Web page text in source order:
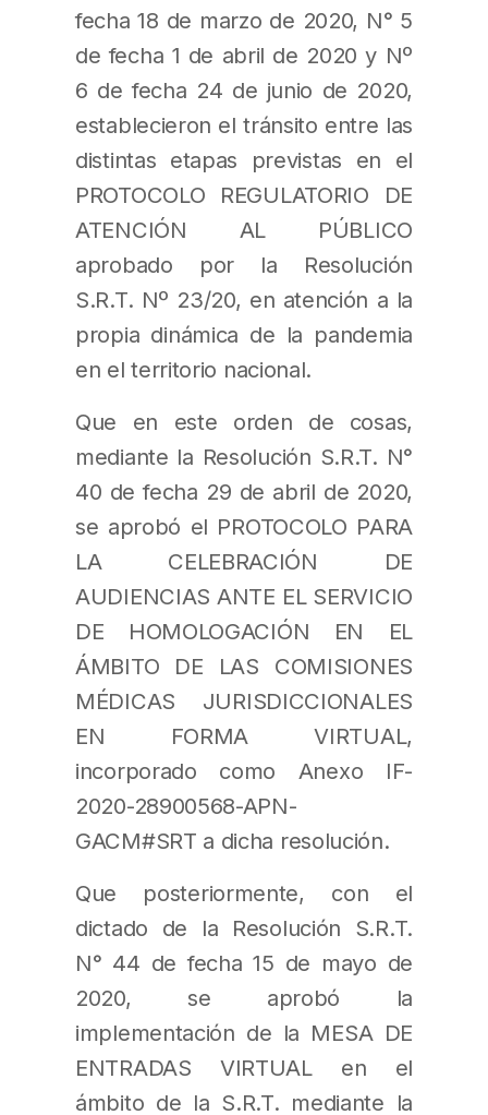
fecha 18 de marzo de 2020, N° 5
de fecha 1 de abril de 2020 y Nº
6 de fecha 24 de junio de 2020,
establecieron el tránsito entre las
distintas etapas previstas en el
PROTOCOLO REGULATORIO DE
ATENCIÓN AL PÚBLICO
aprobado por la Resolución
S.R.T. Nº 23/20, en atención a la
propia dinámica de la pandemia
en el territorio nacional.
Que en este orden de cosas,
mediante la Resolución S.R.T. N°
40 de fecha 29 de abril de 2020,
se aprobó el PROTOCOLO PARA
LA CELEBRACIÓN DE
AUDIENCIAS ANTE EL SERVICIO
DE HOMOLOGACIÓN EN EL
ÁMBITO DE LAS COMISIONES
MÉDICAS JURISDICCIONALES
EN FORMA VIRTUAL,
incorporado como Anexo IF-
2020-28900568-APN-
GACM#SRT a dicha resolución.
Que posteriormente, con el
dictado de la Resolución S.R.T.
N° 44 de fecha 15 de mayo de
2020, se aprobó la
implementación de la MESA DE
ENTRADAS VIRTUAL en el
ámbito de la S.R.T. mediante la